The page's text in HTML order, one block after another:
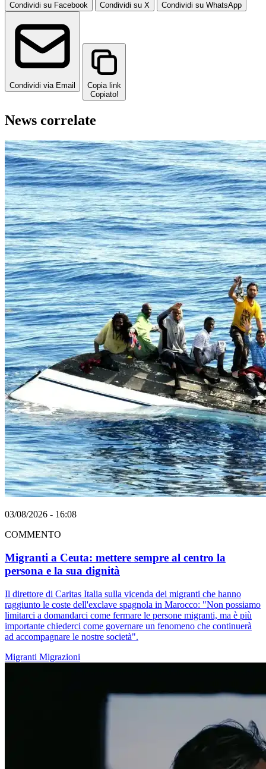
Condividi su Facebook Condividi su X Condividi su WhatsApp
Condividi via Email
Copia link
Copiato!
News correlate
03/08/2026 - 16:08
COMMENTO
Migranti a Ceuta: mettere sempre al centro la
persona e la sua dignità
Il direttore di Caritas Italia sulla vicenda dei migranti che hanno
raggiunto le coste dell'exclave spagnola in Marocco: "Non possiamo
limitarci a domandarci come fermare le persone migranti, ma è più
importante chiederci come governare un fenomeno che continuerà
ad accompagnare le nostre società".
Migranti Migrazioni